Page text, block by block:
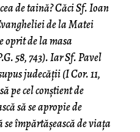
de taină? Căci Sf. Ioan
de la Matei
oprit de la masa
58, 743). Iar Sf. Pavel
judecăţii (I Cor. 11,
pe cel conştient de
să se apropie de
împărtăşească de viaţa